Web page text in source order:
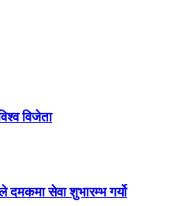
विजेता
दमकमा सेवा शुभारम्भ गर्यो